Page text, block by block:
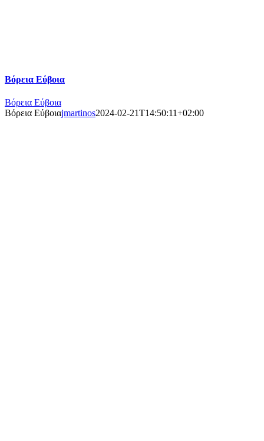
Βόρεια Εύβοια
Βόρεια Εύβοια
Βόρεια Εύβοιαjmartinos2024-02-21T14:50:11+02:00